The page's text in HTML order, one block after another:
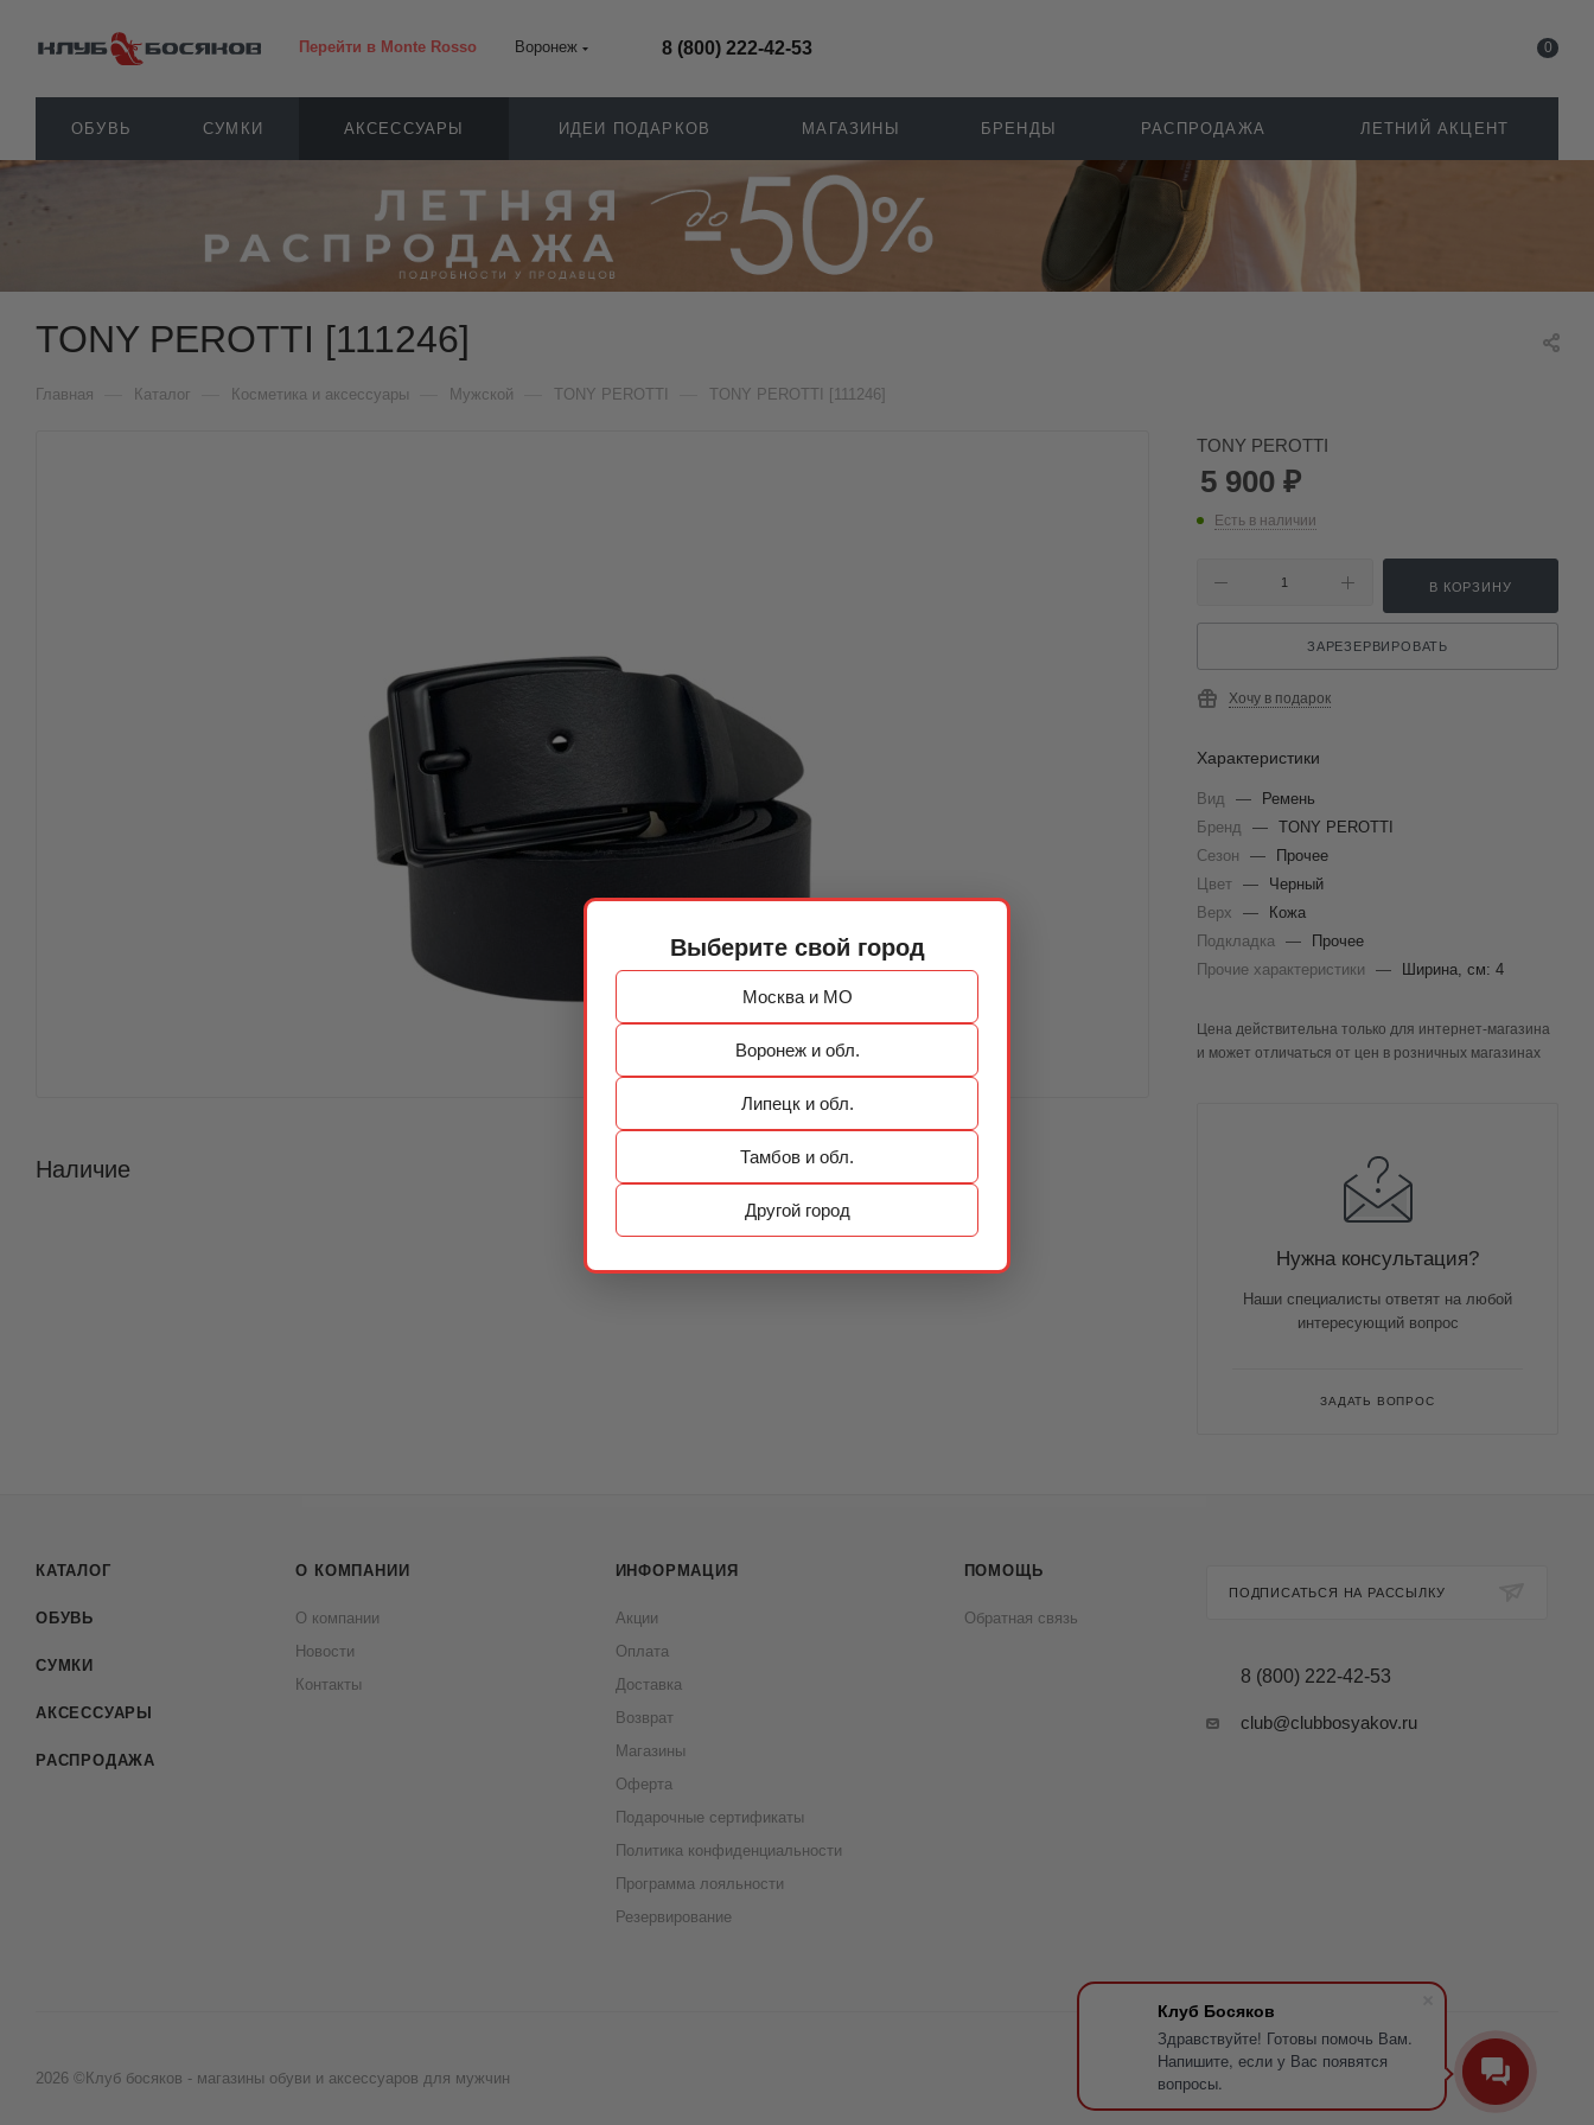
Клуб Босяков
Здравствуйте! Готовы помочь Вам.
Напишите, если у Вас появятся
вопросы.
Выберите свой город
Москва и МО
Воронеж и обл.
Липецк и обл.
Тамбов и обл.
Другой город
Перейти в Monte Rosso Воронеж 8 (800) 222-42-53 0
ОБУВЬ СУМКИ АКСЕССУАРЫ ИДЕИ ПОДАРКОВ МАГАЗИНЫ БРЕНДЫ РАСПРОДАЖА ЛЕТНИЙ АКЦЕНТ
TONY PEROTTI [111246]
Главная Каталог Косметика и аксессуары Мужской TONY PEROTTI TONY PEROTTI [111246]
Наличие
TONY PEROTTI
5 900 ₽
Есть в наличии
В КОРЗИНУ
ЗАРЕЗЕРВИРОВАТЬ
Хочу в подарок
Характеристики
Вид —
Ремень
Бренд
— TONY PEROTTI
Сезон
—
Прочее
Цвет —
Черный
Верх
—
Кожа
Подкладка —
Прочее
Прочие характеристики
— Ширина, см: 4
Цена действительна только для интернет-магазина
и может отличаться от цен в розничных магазинах
Нужна консультация?
Наши специалисты ответят на любой
интересующий вопрос
ЗАДАТЬ ВОПРОС
КАТАЛОГ
ОБУВЬ
СУМКИ
АКСЕССУАРЫ
РАСПРОДАЖА
О КОМПАНИИ
О компании
Новости
Контакты
ИНФОРМАЦИЯ
Акции
Оплата
Доставка
Возврат
Магазины
Оферта
Подарочные сертификаты
Политика конфиденциальности
Программа лояльности
Резервирование
ПОМОЩЬ
Обратная связь
ПОДПИСАТЬСЯ НА РАССЫЛКУ
8 (800) 222-42-53
club@clubbosyakov.ru
2026 ©Клуб босяков - магазины обуви и аксессуаров для мужчин